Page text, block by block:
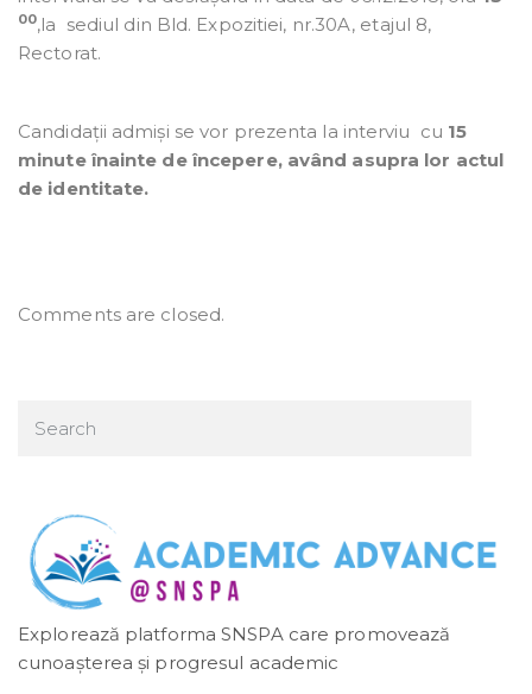
00,la sediul din Bld. Expozitiei, nr.30A, etajul 8,
Rectorat.
Candidații admiși se vor prezenta la interviu cu 15
minute înainte de începere, având asupra lor actul
de identitate.
Comments are closed.
Explorează platforma SNSPA care promovează
cunoașterea și progresul academic